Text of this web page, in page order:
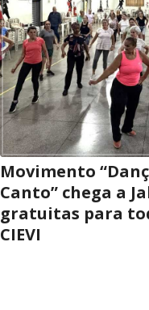
Movimento
Canto” chega a
gratuitas para
CIEVI